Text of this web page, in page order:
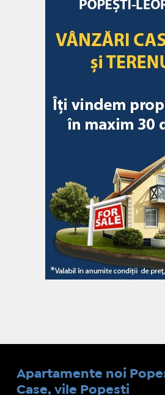
Apartamente noi
Case, vile Popesti